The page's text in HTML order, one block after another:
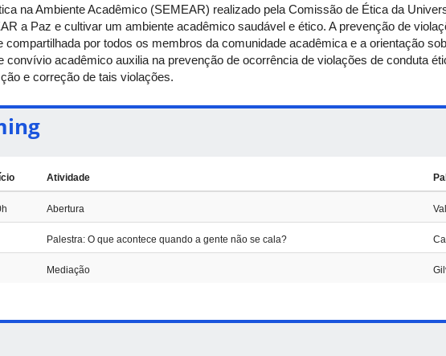
na Ambiente Acadêmico (SEMEAR) realizado pela Comissão de Ética da
a Paz e cultivar um ambiente acadêmico saudável e ético. A prevenção de
compartilhada por todos os membros da comunidade acadêmica e a orientação
convívio acadêmico auxilia na prevenção de ocorrência de violações de conduta
e correção de tais violações.
Atividade
Abertura
Palestra: O que acontece quando a gente não se cala?
Mediação